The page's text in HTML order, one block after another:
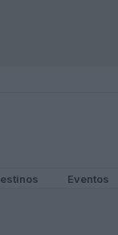
Eventos